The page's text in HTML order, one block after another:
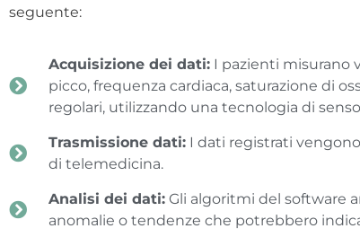
seguente:
Acquisizione dei dati: I pazienti misurano
picco, frequenza cardiaca, saturazione di
regolari, utilizzando una tecnologia di
Trasmissione dati: I dati registrati
di telemedicina.
Analisi dei dati: Gli algoritmi del software
anomalie o tendenze che potrebbero